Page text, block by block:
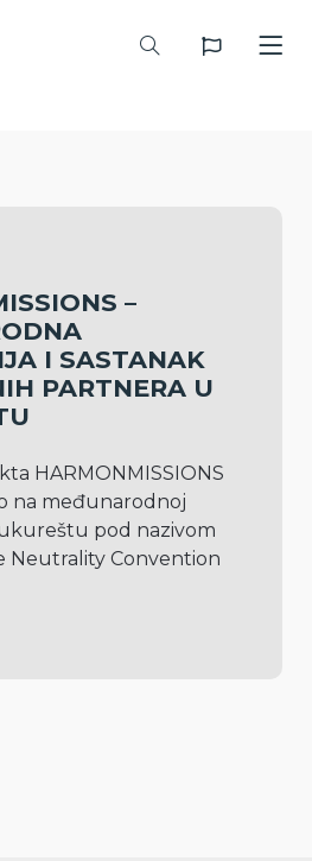
–
I SASTANAK
PARTNERA U
HARMONMISSIONS
na međunarodnoj
pod nazivom
Neutrality Convention